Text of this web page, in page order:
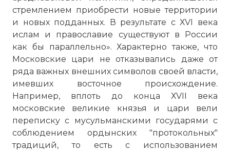
стремлением приобрести новые территории
и новых подданных. В результате с ХVI века
ислам и православие существуют в России
как бы параллельно». Характерно также, что
Московские цари не отказывались даже от
ряда важных внешних символов своей власти,
имевших восточное происхождение.
Например, вплоть до конца ХVII века
московские великие князья и цари вели
переписку с мусульманскими государями с
соблюдением ордынских "протокольных"
традиций, то есть с использованием